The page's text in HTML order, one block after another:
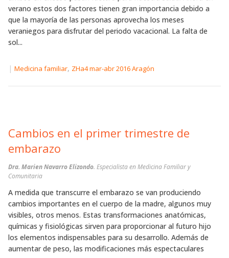
verano estos dos factores tienen gran importancia debido a
que la mayoría de las personas aprovecha los meses
veraniegos para disfrutar del periodo vacacional. La falta de
sol...
| Medicina familiar, ZHa4 mar-abr 2016 Aragón
Cambios en el primer trimestre de
embarazo
Dra. Marien Navarro Elizondo. Especialista en Medicina Familiar y
Comunitaria
A medida que transcurre el embarazo se van produciendo
cambios importantes en el cuerpo de la madre, algunos muy
visibles, otros menos. Estas transformaciones anatómicas,
químicas y fisiológicas sirven para proporcionar al futuro hijo
los elementos indispensables para su desarrollo. Además de
aumentar de peso, las modificaciones más espectaculares